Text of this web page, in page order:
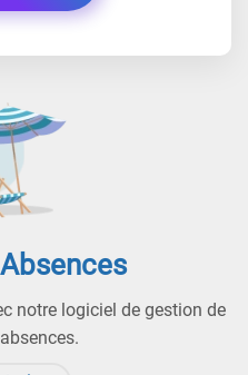
notre logiciel de gestion de